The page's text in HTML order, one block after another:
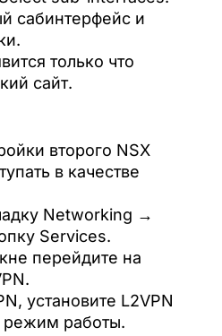
сабинтерфейс и
только что
сайт.
второго NSX
в качестве
Networking →
Services.
перейдите на
установите L2VPN
режим работы.